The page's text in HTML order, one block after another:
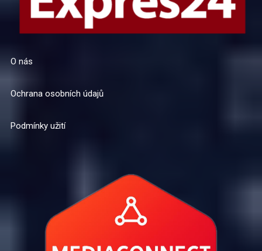
O nás
Ochrana osobních údajů
Podmínky užití